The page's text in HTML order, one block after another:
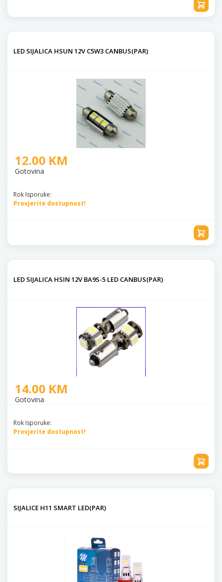
LED SIJALICA HSUN 12V C5W3 CANBUS(PAR)
12.00 KM
Gotovina
Rok Isporuke:
Provjerite dostupnost!
LED SIJALICA HSIN 12V BA9S-5 LED CANBUS(PAR)
14.00 KM
Gotovina
Rok Isporuke:
Provjerite dostupnost!
SIJALICE H11 SMART LED(PAR)